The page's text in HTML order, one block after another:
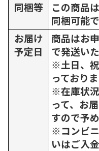
同梱等
この商品は
同梱可能で
お届け
予定日
商品はお
で発送いた
※土日、
っておりま
※在庫状
って、お
すので予
※コンビ
いはご入